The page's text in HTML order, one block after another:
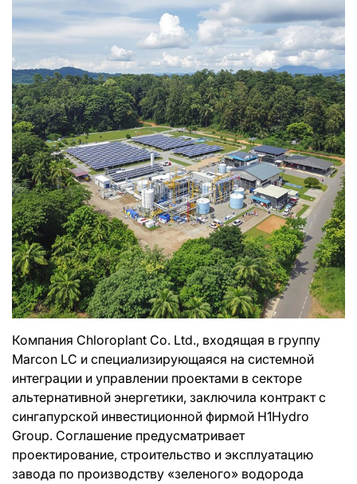
Компания Chloroplant Co. Ltd., входящая в группу
Marcon LC и специализирующаяся на системной
интеграции и управлении проектами в секторе
альтернативной энергетики, заключила контракт с
сингапурской инвестиционной фирмой H1Hydro
Group. Соглашение предусматривает
проектирование, строительство и эксплуатацию
завода по производству «зеленого» водорода